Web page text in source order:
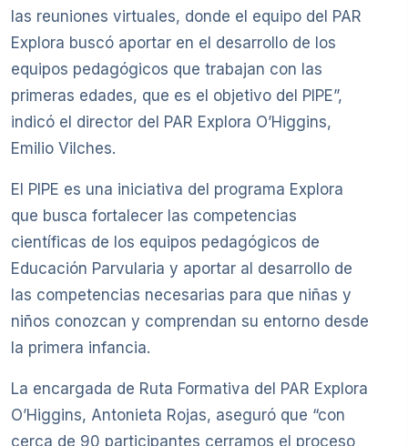
las reuniones virtuales, donde el equipo del PAR
Explora buscó aportar en el desarrollo de los
equipos pedagógicos que trabajan con las
primeras edades, que es el objetivo del PIPE”,
indicó el director del PAR Explora O’Higgins,
Emilio Vilches.
El PIPE es una iniciativa del programa Explora
que busca fortalecer las competencias
científicas de los equipos pedagógicos de
Educación Parvularia y aportar al desarrollo de
las competencias necesarias para que niñas y
niños conozcan y comprendan su entorno desde
la primera infancia.
La encargada de Ruta Formativa del PAR Explora
O’Higgins, Antonieta Rojas, aseguró que “con
cerca de 90 participantes cerramos el proceso